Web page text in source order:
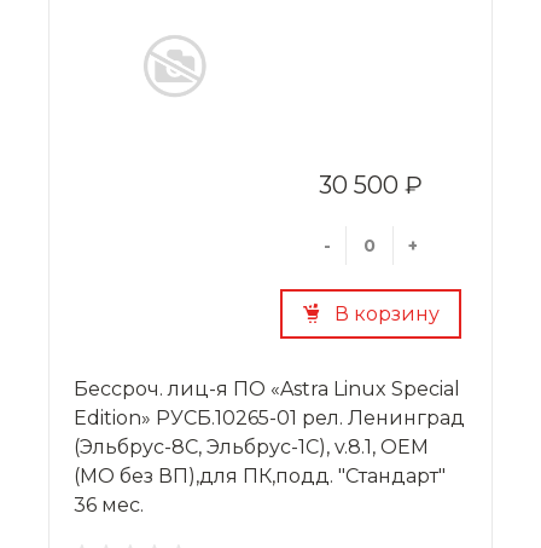
30 500 ₽
- +
В корзину
Бессроч. лиц-я ПО «Astra Linux Special
Edition» РУСБ.10265-01 рел. Ленинград
(Эльбрус-8С, Эльбрус-1С), v.8.1, OEM
(МО без ВП),для ПК,подд. "Стандарт"
36 мес.